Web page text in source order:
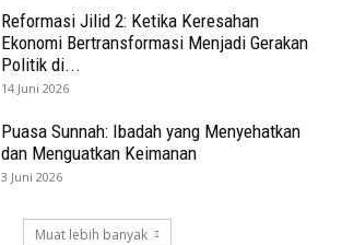
Reformasi Jilid 2: Ketika Keresahan
Ekonomi Bertransformasi Menjadi Gerakan
Politik di...
14 Juni 2026
Puasa Sunnah: Ibadah yang Menyehatkan
dan Menguatkan Keimanan
3 Juni 2026
Muat lebih banyak